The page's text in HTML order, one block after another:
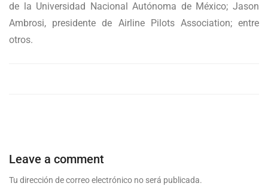
de la Universidad Nacional Autónoma de México; Jason
Ambrosi, presidente de Airline Pilots Association; entre
otros.
Leave a comment
Tu dirección de correo electrónico no será publicada.